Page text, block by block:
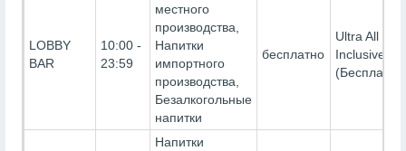
LOBBY
BAR
10:00 -
23:59
местного
производства,
Напитки
импортного
производства,
Безалкогольные
напитки
бесплатно
Ultra All
Inclusive-
Напитки